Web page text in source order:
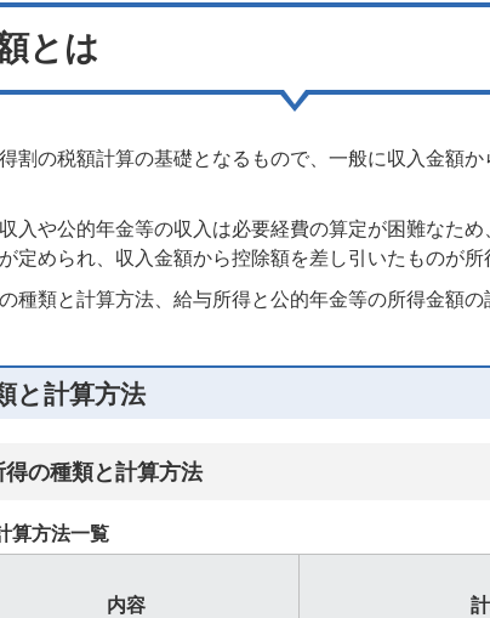
とは
割の税額計算の基礎となるもので、一般に収入金額
入や公的年金等の収入は必要経費の算定が困難なた
定められ、収入金額から控除額を差し引いたものが所
種類と計算方法、給与所得と公的年金等の所得金額の
と計算方法
の種類と計算方法
算方法一覧
内容